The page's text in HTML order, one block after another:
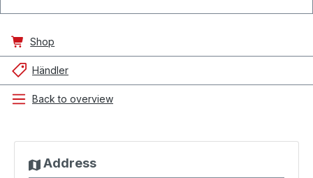
Shop
Händler
Back to overview
Address